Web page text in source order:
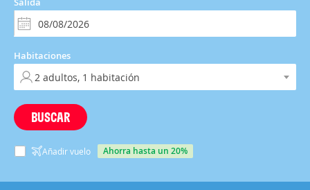
Habitaciones
BUSCAR
Añadir vuelo ahorra hasta un 20%